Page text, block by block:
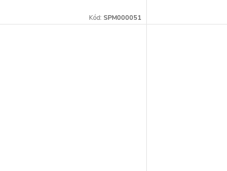
Kód: SPM000051